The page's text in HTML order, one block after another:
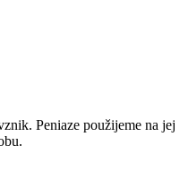
Peniaze použijeme na jej